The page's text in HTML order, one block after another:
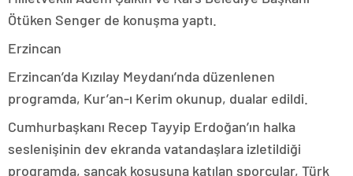
Ötüken Senger de konuşma yaptı.
Erzincan
Erzincan’da Kızılay Meydanı’nda düzenlenen
programda, Kur’an-ı Kerim okunup, dualar edildi.
Cumhurbaşkanı Recep Tayyip Erdoğan’ın halka
seslenişinin dev ekranda vatandaşlara izletildiği
programda, sancak koşusuna katılan sporcular, Türk